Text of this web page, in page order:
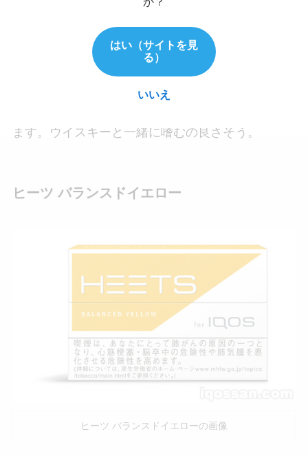
クのキツさが弱まったレギュラー感がありまし
ます。ウイスキーと一緒に嗜むの良さそう。
ヒーツ バランスドイエロー
ヒーツ バランスドイエローの画像
はい（サイトを見
る）
いいえ